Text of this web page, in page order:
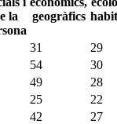
la
geogràfics
31
29
54
30
49
28
25
22
42
27